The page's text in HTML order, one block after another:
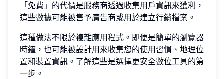
「免費」的代價是服務商透過收集用戶資訊來獲利，
這些數據可能被售予廣告商或用於建立行銷檔案。
這種做法不限於複雜應用程式。即便是簡單的瀏覽器
時鐘，也可能被設計用來收集您的使用習慣、地理位
置和裝置資訊。了解這些是選擇更安全數位工具的第
一步。